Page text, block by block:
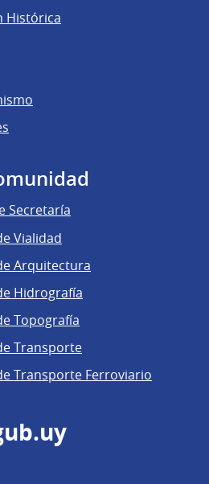
Histórica
Secretaría
Vialidad
Arquitectura
Hidrografía
Topografía
Transporte
Transporte Ferroviario